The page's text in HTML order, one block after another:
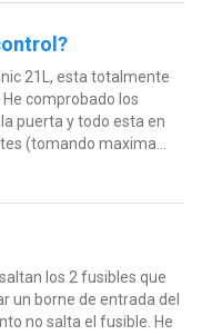
21L, esta totalmente
comprobado los
puerta y todo esta en
(tomando maxima...
los 2 fusibles que
un borne de entrada del
no salta el fusible. He